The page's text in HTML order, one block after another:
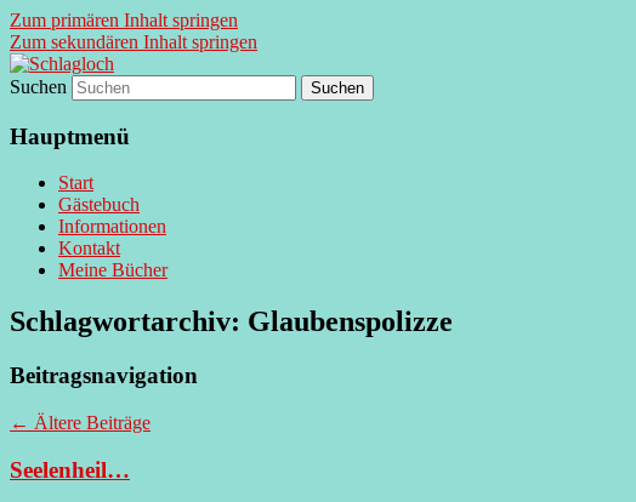
Zum primären Inhalt springen
Zum sekundären Inhalt springen
Schlagloch
supersberger taggedanken
Suchen
Hauptmenü
Start
Gästebuch
Informationen
Kontakt
Meine Bücher
Schlagwortarchiv: Glaubenspolizze
Beitragsnavigation
← Ältere Beiträge
Seelenheil…